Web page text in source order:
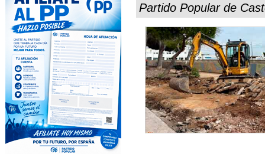
Partido Popular de